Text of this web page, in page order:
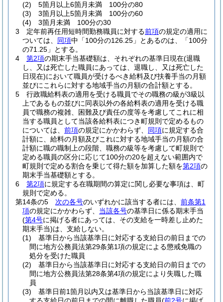
(2)
5箇月以上6箇月未満 100分の80
(3)
3箇月以上5箇月未満 100分の60
(4)
3箇月未満 100分の30
3
定年前再任用短時間勤務職員に対する前項の規定の適用に
ついては、 同項中「100分の126.25」とあるのは、「100分
の71.25」とする。
4
第2項の期末手当基礎額は、それぞれの基準日現在(退職
し、又は死亡した職員にあっては、退職し、又は死亡した
日現在)において職員が受けるべき給料及び扶養手当の月額
並びにこれらに対する地域手当の月額の合計額とする。
5
行政職給料表の適用を受ける職員でその職務の級が3級以
上であるもの並びに同表以外の各給料表の適用を受ける職
員で職務の複雑、困難及び責任の度等を考慮してこれに相
当する職員として当該各給料表につき町規則で定めるもの
については、 前項の規定にかかわらず、 同項に規定する合
計額に、給料の月額及びこれに対する地域手当の月額の合
計額に職の職制上の段階、職務の級等を考慮して町規則で
定める職員の区分に応じて100分の20を超えない範囲内で
町規則で定める割合を乗じて得た額を加算した額を第2項の
期末手当基礎額とする。
6
第2項に規定する在職期間の算定に関し必要な事項は、町
規則で定める。
第14条の5
次の各号のいずれかに該当する者には、 前条第1
項の規定にかかわらず、 当該各号の基準日に係る期末手当
(第4号に掲げる者にあっては、その支給を一時差し止めた
期末手当)は、支給しない。
(1)
基準日から当該基準日に対応する支給日の前日までの
間に地方公務員法第29条第1項の規定による懲戒免職の
処分を受けた職員
(2)
基準日から当該基準日に対応する支給日の前日までの
間に地方公務員法第28条第4項の規定により失職した職
員
(3)
基準日前1箇月以内又は基準日から当該基準日に対応